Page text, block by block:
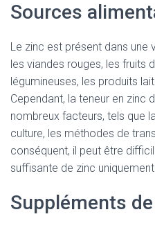
Sources
Le zinc est présent dans une
les viandes rouges, les fruits
légumineuses, les produits
Cependant, la teneur en zinc
nombreux facteurs, tels que
culture, les méthodes de
conséquent, il peut être
suffisante de zinc
Suppléments